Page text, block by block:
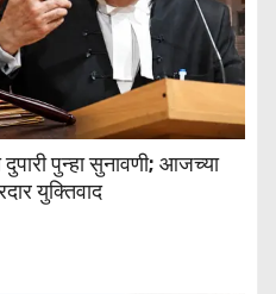
दुपारी पुन्हा सुनावणी; आजच्या
युक्तिवाद